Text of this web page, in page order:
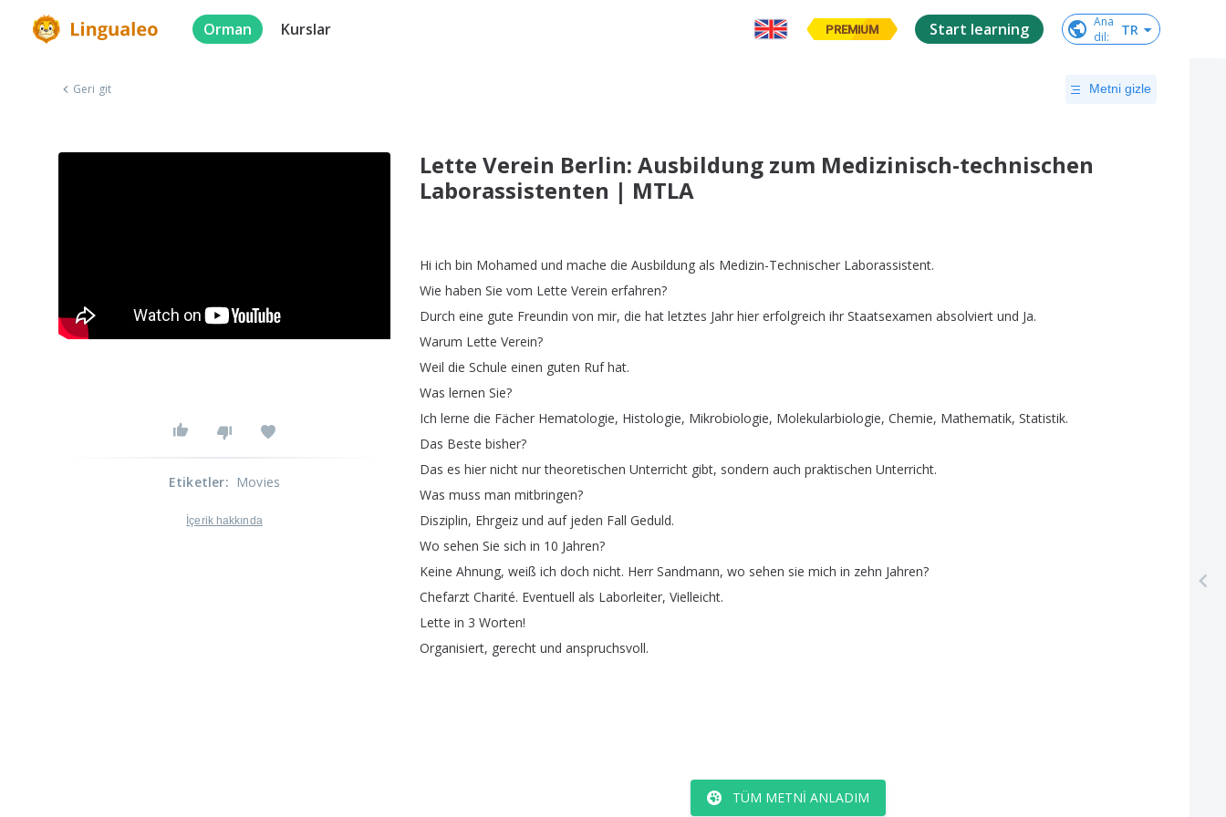
Orman Kurslar PREMIUM Start learning
Ana
dil: TR
Geri git Metni gizle
Lette Verein Berlin: Ausbildung zum Medizinisch-technischen
Laborassistenten | MTLA
Hi ich bin Mohamed und mache die Ausbildung als Medizin-Technischer Laborassistent.
Wie haben Sie vom Lette Verein erfahren?
Durch eine gute Freundin von mir, die hat letztes Jahr hier erfolgreich ihr Staatsexamen absolviert und Ja.
Warum Lette Verein?
Weil die Schule einen guten Ruf hat.
Was lernen Sie?
Ich lerne die Fächer Hematologie, Histologie, Mikrobiologie, Molekularbiologie, Chemie, Mathematik, Statistik.
Das Beste bisher?
Das es hier nicht nur theoretischen Unterricht gibt, sondern auch praktischen Unterricht.
Was muss man mitbringen?
Disziplin, Ehrgeiz und auf jeden Fall Geduld.
Wo sehen Sie sich in 10 Jahren?
Keine Ahnung, weiß ich doch nicht. Herr Sandmann, wo sehen sie mich in zehn Jahren?
Chefarzt Charité. Eventuell als Laborleiter, Vielleicht.
Lette in 3 Worten!
Organisiert, gerecht und anspruchsvoll.
TÜM METNI ANLADIM
Etiketler: Movies
İçerik hakkında